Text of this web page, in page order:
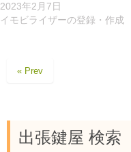
2023年2月7日
イモビライザーの登録・作成
« Prev
出張鍵屋 検索